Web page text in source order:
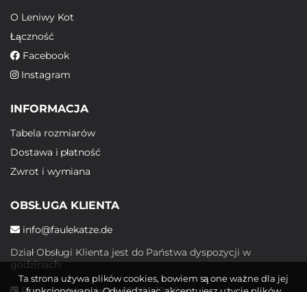
O Leniwy Kot
Łączność
Facebook
Instagram
INFORMACJA
Tabela rozmiarów
Dostawa i płatność
Zwrot i wymiana
OBSŁUGA KLIENTA
info@faulekatze.de
Dział Obsługi Klienta jest do Państwa dyspozycji w
godzinach:
Ta strona używa plików cookies, bowiem są one ważne dla jej